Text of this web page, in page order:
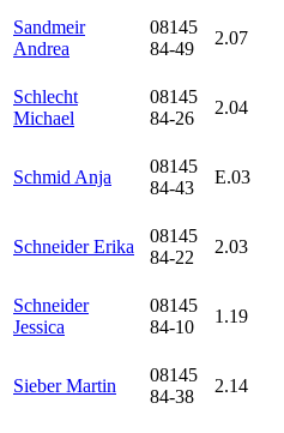
Sandmeir
Andrea
08145
84-49
2.07
Schlecht
Michael
08145
84-26
2.04
Schmid Anja
08145
84-43
E.03
Schneider Erika
08145
84-22
2.03
Schneider
Jessica
08145
84-10
1.19
Sieber Martin
08145
84-38
2.14